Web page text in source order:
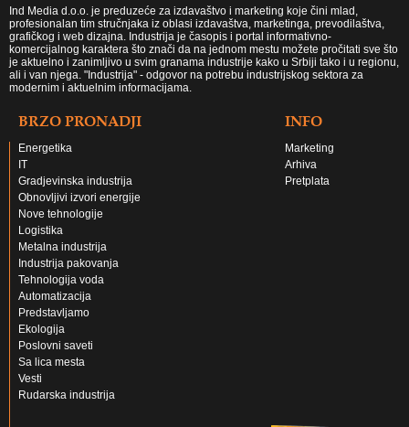
Ind Media d.o.o. je preduzeće za izdavaštvo i marketing koje čini mlad,
profesionalan tim stručnjaka iz oblasi izdavaštva, marketinga, prevodilaštva,
grafičkog i web dizajna. Industrija je časopis i portal informativno-
komercijalnog karaktera što znači da na jednom mestu možete pročitati sve što
je aktuelno i zanimljivo u svim granama industrije kako u Srbiji tako i u regionu,
ali i van njega. "Industrija" - odgovor na potrebu industrijskog sektora za
modernim i aktuelnim informacijama.
BRZO PRONADJI
Energetika
IT
Gradjevinska industrija
Obnovljivi izvori energije
Nove tehnologije
Logistika
Metalna industrija
Industrija pakovanja
Tehnologija voda
Automatizacija
Predstavljamo
Ekologija
Poslovni saveti
Sa lica mesta
Vesti
Rudarska industrija
INFO
Marketing
Arhiva
Pretplata